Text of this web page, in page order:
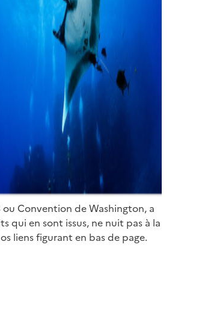
Convention de Washington, a
qui en sont issus, ne nuit pas à la
liens figurant en bas de page.